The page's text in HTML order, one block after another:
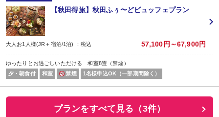
【秋田得旅】秋田ふぅ〜どビュッフェプラン
大人お1人様(JR＋宿泊/1泊) ：税込 57,100円～67,900円
ゆったりとお過ごしいただける 和室8畳（禁煙）
夕・朝食付
和室 禁煙 1名様申込OK（一部期間除く）
プランをすべて見る（3件）